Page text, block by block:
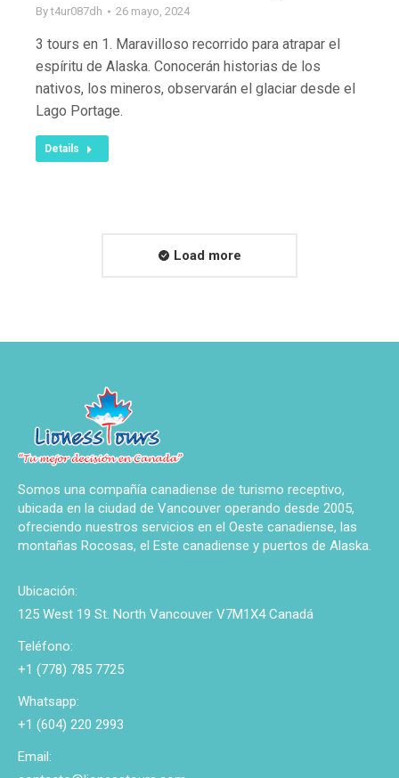
Byt4ur087dh 26 mayo, 2024
3 tours en 1. Maravilloso recorrido para atrapar el
espíritu de Alaska. Conocerán historias de los
nativos, los mineros, observarán el glaciar desde el
Lago Portage.
Details
Load more
Somos una compañía canadiense de turismo receptivo,
ubicada en la ciudad de Vancouver operando desde 2005,
ofreciendo nuestros servicios en el Oeste canadiense, las
montañas Rocosas, el Este canadiense y puertos de Alaska.
Ubicación:
125 West 19 St. North Vancouver V7M1X4 Canadá
Teléfono:
+1 (778) 785 7725
Whatsapp:
+1 (604) 220 2993
Email: